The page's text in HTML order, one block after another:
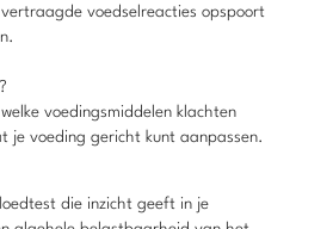
voedselreacties opspoort
voedingsmiddelen klachten
je voeding gericht kunt aanpassen.
die inzicht geeft in je